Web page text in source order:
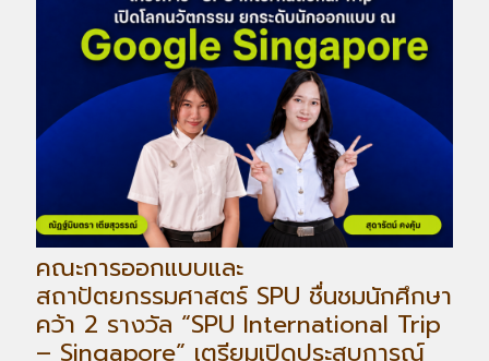
คณะการออกแบบและ
สถาปัตยกรรมศาสตร์ SPU ชื่นชมนักศึกษา
คว้า 2 รางวัล “SPU International Trip
– Singapore” เตรียมเปิดประสบการณ์